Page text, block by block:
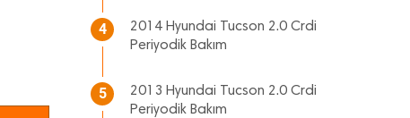
4
2014 Hyundai Tucson 2.0 Crdi
Periyodik Bakım
5
2013 Hyundai Tucson 2.0 Crdi
Periyodik Bakım